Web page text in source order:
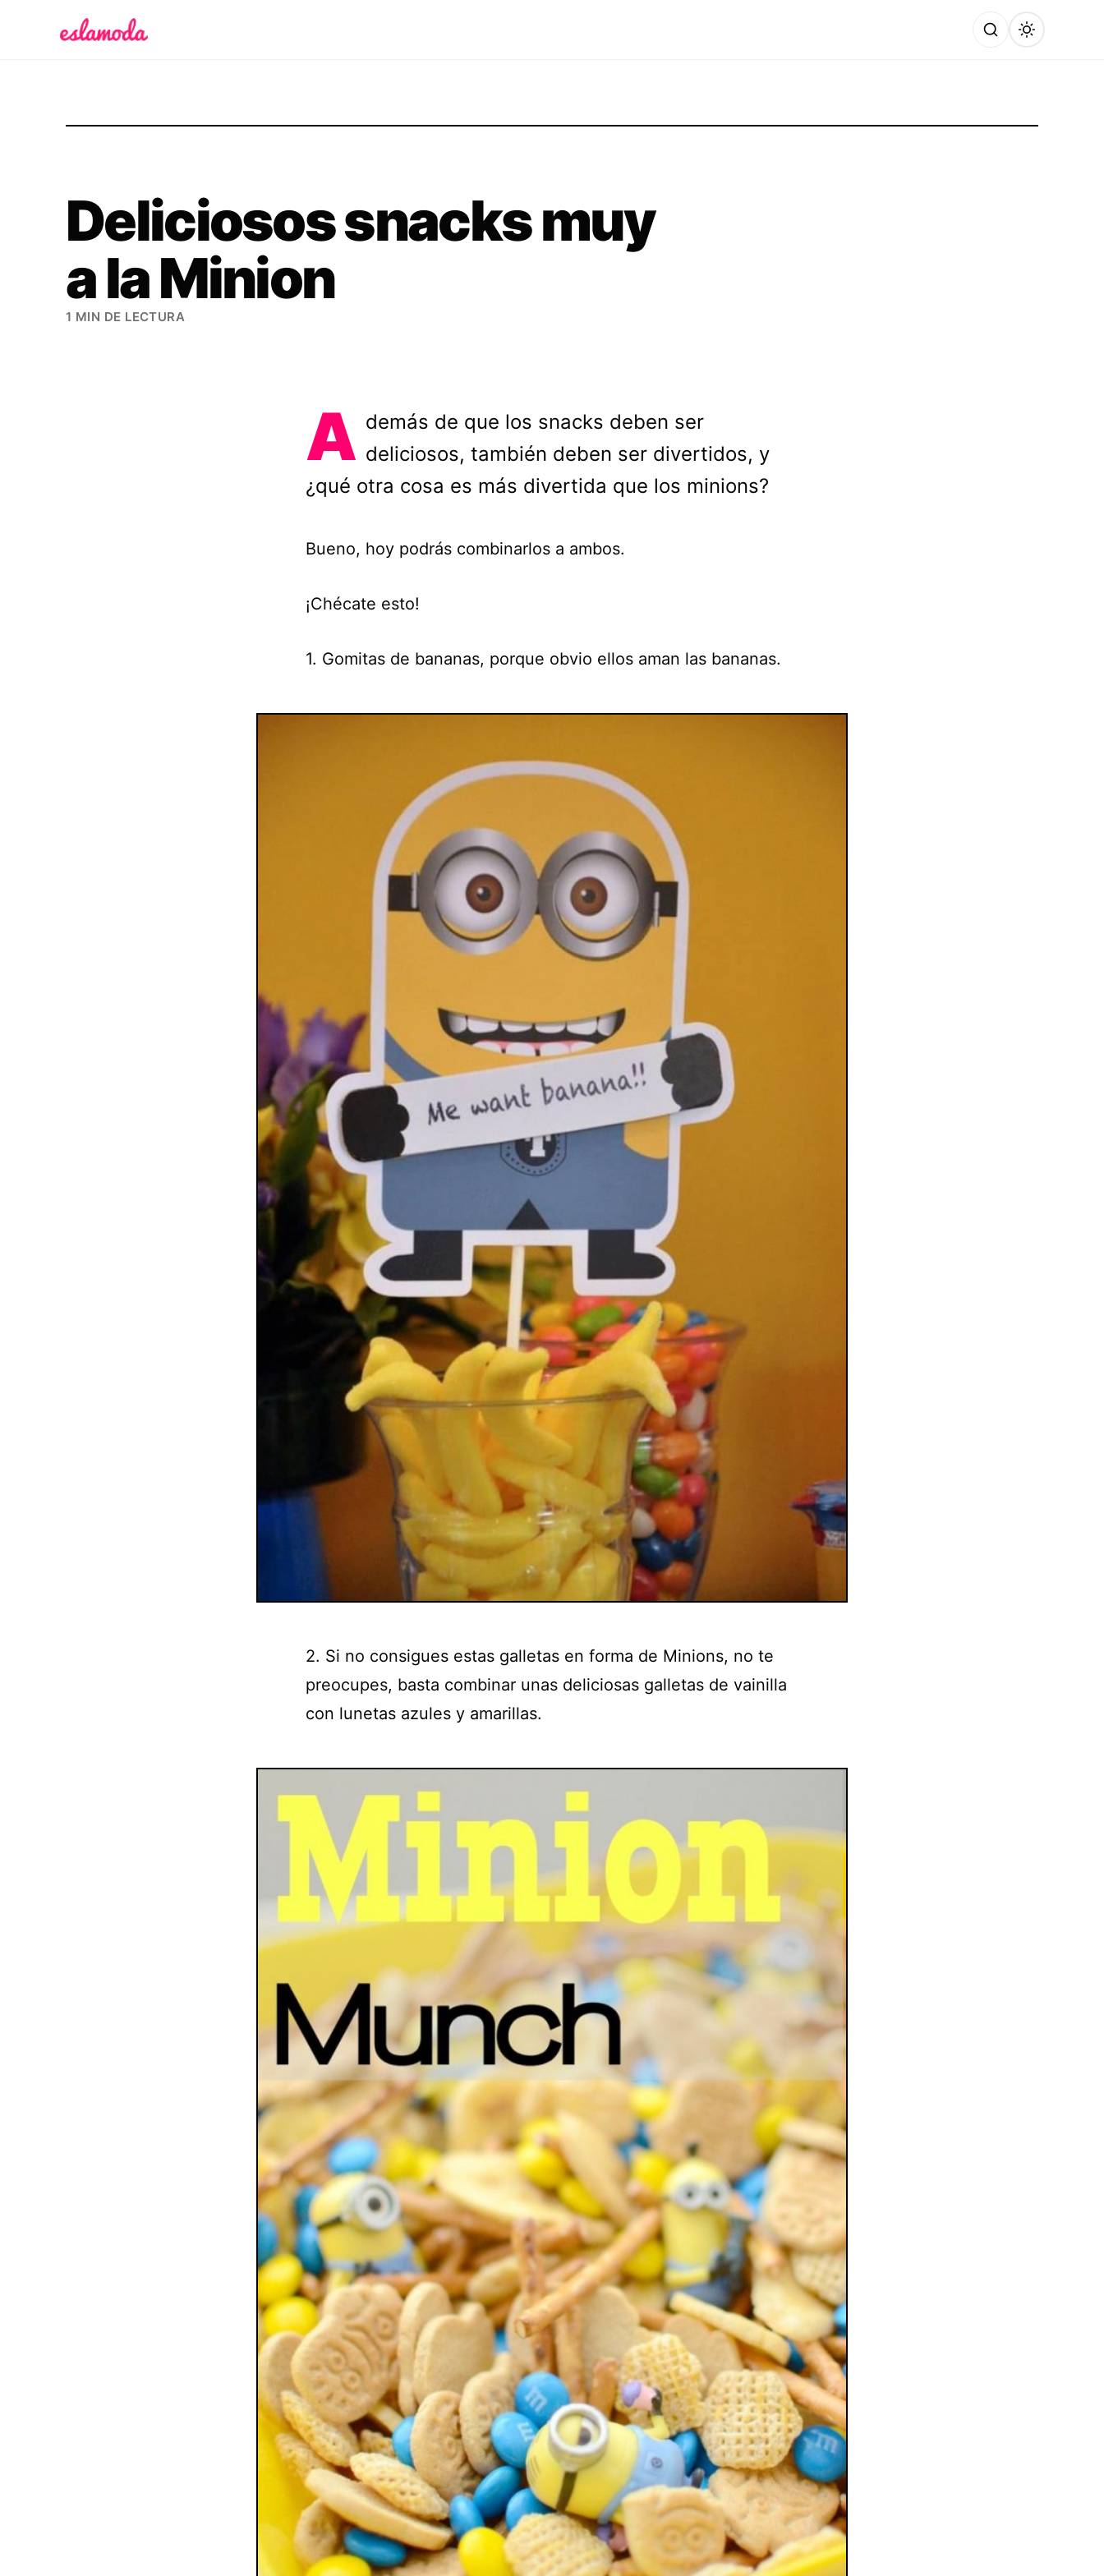
Deliciosos snacks muy
a la Minion
1 MIN DE LECTURA
A demás de que los snacks deben ser
deliciosos, también deben ser divertidos, y
¿qué otra cosa es más divertida que los minions?
Bueno, hoy podrás combinarlos a ambos.
¡Chécate esto!
1. Gomitas de bananas, porque obvio ellos aman las bananas.
2. Si no consigues estas galletas en forma de Minions, no te
preocupes, basta combinar unas deliciosas galletas de vainilla
con lunetas azules y amarillas.